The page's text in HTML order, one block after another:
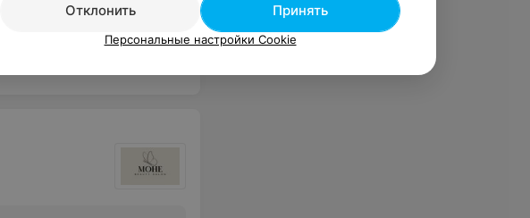
специалисту хочется ходить каждую неделю. СПАСИБО.
Отклонить
Принять
Персональные настройки Cookie